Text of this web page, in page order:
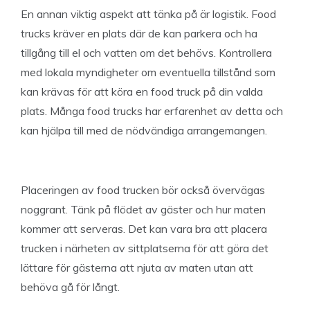
En annan viktig aspekt att tänka på är logistik. Food
trucks kräver en plats där de kan parkera och ha
tillgång till el och vatten om det behövs. Kontrollera
med lokala myndigheter om eventuella tillstånd som
kan krävas för att köra en food truck på din valda
plats. Många food trucks har erfarenhet av detta och
kan hjälpa till med de nödvändiga arrangemangen.
Placeringen av food trucken bör också övervägas
noggrant. Tänk på flödet av gäster och hur maten
kommer att serveras. Det kan vara bra att placera
trucken i närheten av sittplatserna för att göra det
lättare för gästerna att njuta av maten utan att
behöva gå för långt.